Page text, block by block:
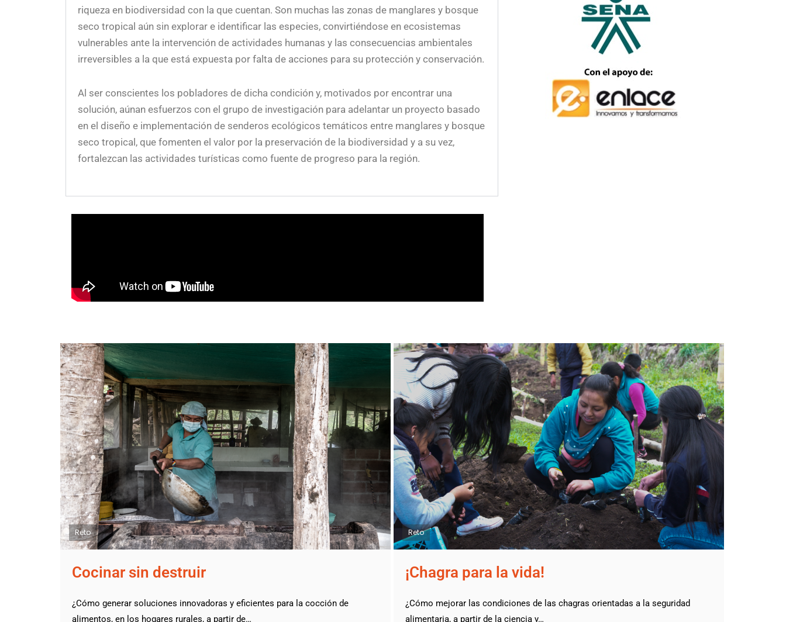
riqueza en biodiversidad con la que cuentan. Son muchas las zonas de manglares y bosque
seco tropical aún sin explorar e identificar las especies, convirtiéndose en ecosistemas
vulnerables ante la intervención de actividades humanas y las consecuencias ambientales
irreversibles a la que está expuesta por falta de acciones para su protección y conservación.
Al ser conscientes los pobladores de dicha condición y, motivados por encontrar una
solución, aúnan esfuerzos con el grupo de investigación para adelantar un proyecto basado
en el diseño e implementación de senderos ecológicos temáticos entre manglares y bosque
seco tropical, que fomenten el valor por la preservación de la biodiversidad y a su vez,
fortalezcan las actividades turísticas como fuente de progreso para la región.
Reto
Cocinar sin destruir
¿Cómo generar soluciones innovadoras y eficientes para la cocción de
alimentos, en los hogares rurales, a partir de…
Reto
¡Chagra para la vida!
¿Cómo mejorar las condiciones de las chagras orientadas a la seguridad
alimentaria, a partir de la ciencia y…